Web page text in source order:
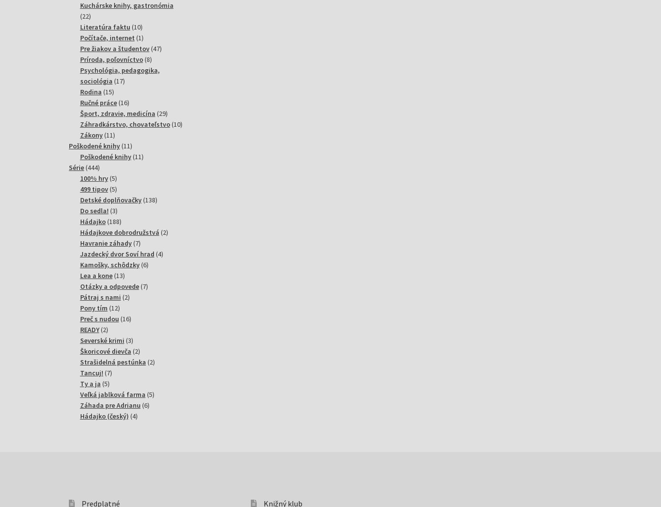
produktov
Kuchárske knihy, gastronómia
2222
produktov
Literatúra faktu 1010
produktov
Počítače, internet 11
produkt
Pre žiakov a študentov 4747
Príroda, poľovníctvo 88
produktov
Psychológia, pedagogika,
sociológia 1717
Rodina 1515
produktov
Ručné práce 1616
produktov
Šport, zdravie, medicína 2929
produktov
Záhradkárstvo, chovateľstvo 1010
Zákony 1111
produktov
Poškodené knihy 1111
produktov
Poškodené knihy 1111
Série 444444
produktov
100% hry 55
produktov
499 tipov 55
produktov
Detské doplňovačky 138138
Do sedla! 33
produkty
Hádajko 188188
produktov
Hádajkove dobrodružstvá 22
Havranie záhady 77
produktov
Jazdecký dvor Soví hrad 44
Kamošky, schôdzky 66
Lea a kone 1313
produktov
Otázky a odpovede 77
Pátraj s nami 22
Pony tím 1212
produktov
Preč s nudou 1616
READY 22
produkty
Severské krimi 33
produkty
Škoricové dievča 22
produkty
Strašidelná pestúnka 22
Tancuj! 77
Ty a ja 55
produktov
Veľká jablková farma 55
Záhada pre Adrianu 66
Hádajko (český) 44
Predplatné Knižný klub